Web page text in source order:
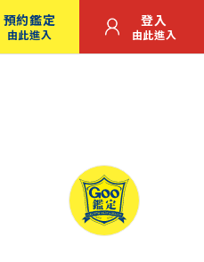
預約鑑定
由此進入
登入
由此進入